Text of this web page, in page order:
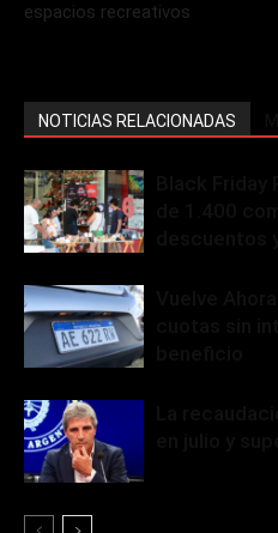
espacios recreativos
NOTICIAS RELACIONADAS